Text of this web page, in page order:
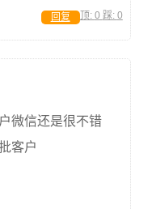
顶: 0 踩: 0
回复
微信还是很不错
客户